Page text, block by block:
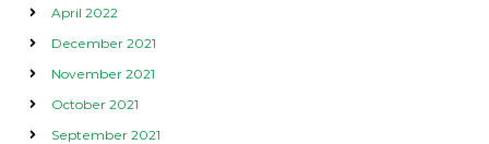
April 2022
December 2021
November 2021
October 2021
September 2021